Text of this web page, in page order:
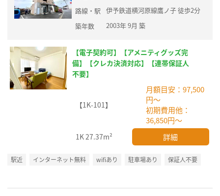
路線・駅
伊予鉄道横河原線鷹ノ子 徒歩2分
築年数
2003年 9月 築
【電子契約可】【アメニティグッズ完
備】【クレカ決済対応】【連帯保証人
不要】
【1K-101】
月額目安：97,500
円～
初期費用他：
36,850円～
1K27.37m² 詳細
駅近 インターネット無料 wifiあり 駐車場あり 保証人不要